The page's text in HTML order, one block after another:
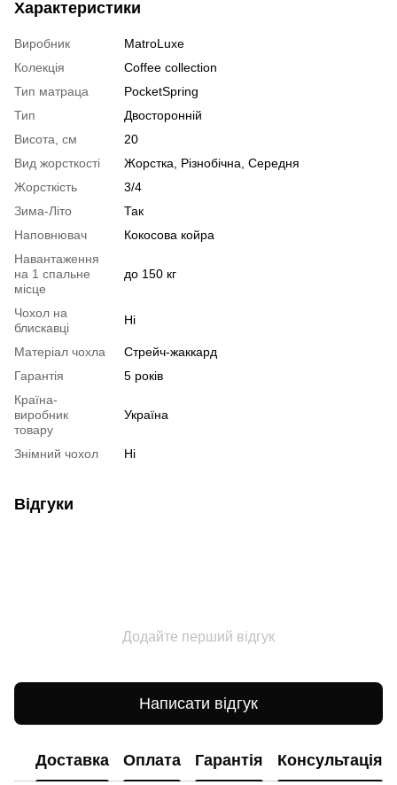
Характеристики
Виробник
MatroLuxe
Колекція
Coffee collection
Тип матраца
PocketSpring
Тип
Двосторонній
Висота, см
20
Вид жорсткості
Жорстка, Різнобічна, Середня
Жорсткість
3/4
Зима-Літо
Так
Наповнювач
Кокосова койра
Навантаження
на 1 спальне
місце
до 150 кг
Чохол на
блискавці
Ні
Матеріал чохла
Стрейч-жаккард
Гарантія
5 років
Країна-
виробник
товару
Україна
Знімний чохол Ні
Відгуки
Додайте перший відгук
Написати відгук
Доставка Оплата Гарантія Консультація